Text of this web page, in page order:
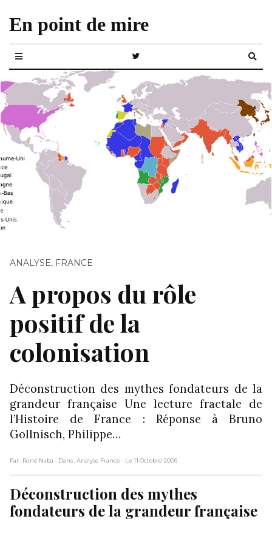
En point de mire
ANALYSE, FRANCE
A propos du rôle
positif de la
colonisation
Déconstruction des mythes fondateurs de la
grandeur française Une lecture fractale de
l’Histoire de France : Réponse à Bruno
Gollnisch, Philippe…
Par : René Naba - Dans : Analyse France - Le 11 Octobre 2006
Déconstruction des mythes
fondateurs de la grandeur française